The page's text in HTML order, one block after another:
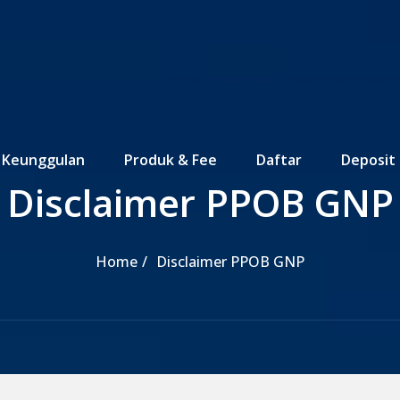
Keunggulan Produk & Fee Daftar Deposit
Disclaimer PPOB GNP
Home Disclaimer PPOB GNP